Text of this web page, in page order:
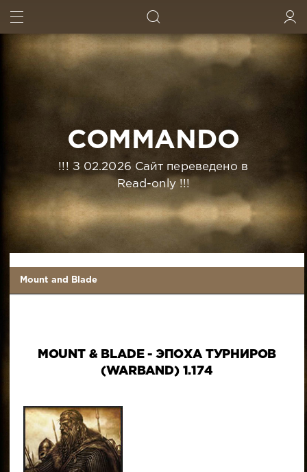
COMMANDO
!!! З 02.2026 Сайт переведено в
Read-only !!!
Mount and Blade
MOUNT & BLADE - ЭПОХА ТУРНИРОВ
(WARBAND) 1.174